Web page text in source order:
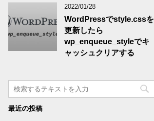
2022/01/28
WordPressでstyle.cssを
更新したら
wp_enqueue_styleでキ
ャッシュクリアする
最近の投稿